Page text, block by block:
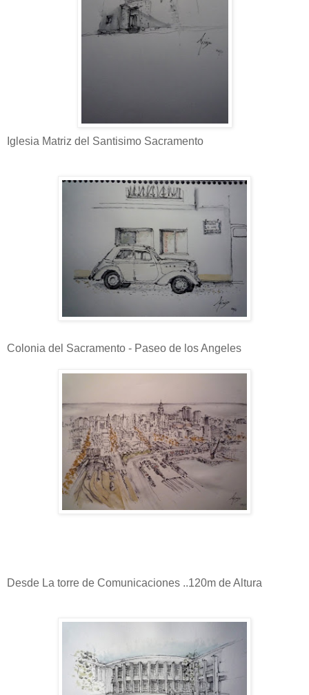
Iglesia Matriz del Santisimo Sacramento
Colonia del Sacramento - Paseo de los Angeles
Desde La torre de Comunicaciones ..120m de Altura